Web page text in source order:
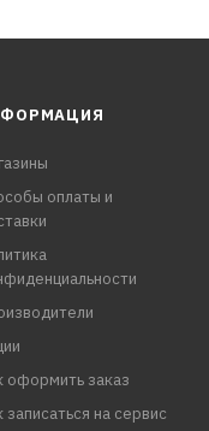
оплаты и
оформить заказ
записаться на сервис